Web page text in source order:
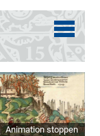
Animation stoppen